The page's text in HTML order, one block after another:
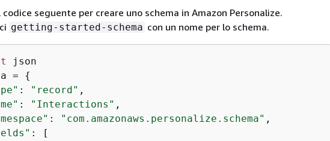
seguente per creare uno schema in Amazon Personalize.
getting-started-schema con un nome per lo schema.
json
= {
: "record" ,
: "Interactions" ,
: "com.amazonaws.personalize.schema" ,
: [